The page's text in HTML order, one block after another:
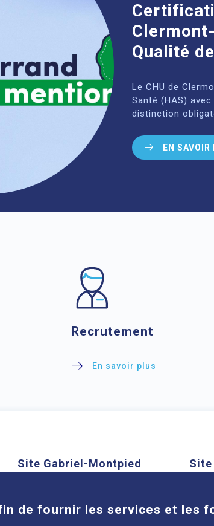
Qualité
Le CHU de
Santé (HAS)
distinction
EN SAVOIR
Recrutement
En savoir plus
Site Gabriel-Montpied Site
Cookies
de fournir les services et les